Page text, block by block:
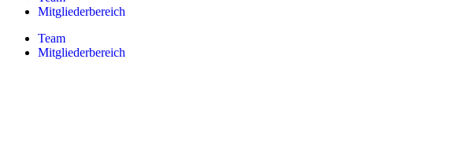
Mitgliederbereich
Team
Mitgliederbereich